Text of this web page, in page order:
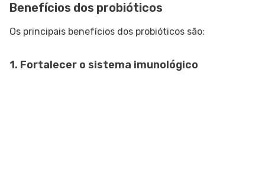
Benefícios dos probióticos
Os principais benefícios dos probióticos são:
1. Fortalecer o sistema imunológico